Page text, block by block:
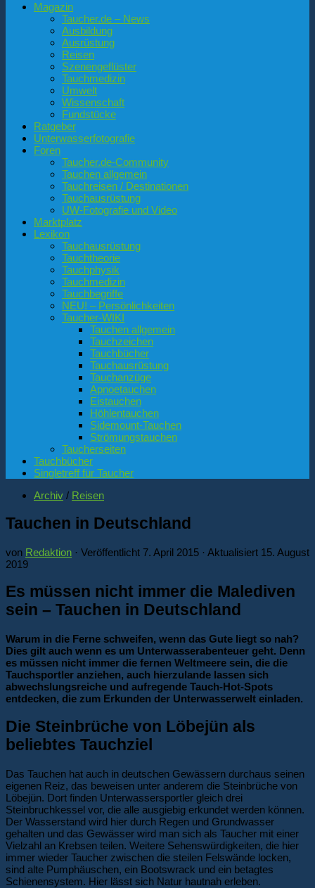
Magazin
Taucher.de – News
Ausbildung
Ausrüstung
Reisen
Szenengeflüster
Tauchmedizin
Umwelt
Wissenschaft
Fundstücke
Ratgeber
Unterwasserfotografie
Foren
Taucher.de-Community
Tauchen allgemein
Tauchreisen / Destinationen
Tauchausrüstung
UW-Fotografie und Video
Marktplatz
Lexikon
Tauchausrüstung
Tauchtheorie
Tauchphysik
Tauchmedizin
Tauchbegriffe
NEU! – Persönlichkeiten
Taucher-WIKI
Tauchen allgemein
Tauchzeichen
Tauchbücher
Tauchausrüstung
Tauchanzüge
Apnoetauchen
Eistauchen
Höhlentauchen
Sidemount-Tauchen
Strömungstauchen
Taucherseiten
Tauchbücher
Singletreff für Taucher
Archiv / Reisen
Tauchen in Deutschland
von Redaktion · Veröffentlicht 7. April 2015 · Aktualisiert 15. August
2019
Es müssen nicht immer die Malediven
sein – Tauchen in Deutschland
Warum in die Ferne schweifen, wenn das Gute liegt so nah?
Dies gilt auch wenn es um Unterwasserabenteuer geht. Denn
es müssen nicht immer die fernen Weltmeere sein, die die
Tauchsportler anziehen, auch hierzulande lassen sich
abwechslungsreiche und aufregende Tauch-Hot-Spots
entdecken, die zum Erkunden der Unterwasserwelt einladen.
Die Steinbrüche von Löbejün als
beliebtes Tauchziel
Das Tauchen hat auch in deutschen Gewässern durchaus seinen
eigenen Reiz, das beweisen unter anderem die Steinbrüche von
Löbejün. Dort finden Unterwassersportler gleich drei
Steinbruchkessel vor, die alle ausgiebig erkundet werden können.
Der Wasserstand wird hier durch Regen und Grundwasser
gehalten und das Gewässer wird man sich als Taucher mit einer
Vielzahl an Krebsen teilen. Weitere Sehenswürdigkeiten, die hier
immer wieder Taucher zwischen die steilen Felswände locken,
sind alte Pumphäuschen, ein Bootswrack und ein betagtes
Schienensystem. Hier lässt sich Natur hautnah erleben.